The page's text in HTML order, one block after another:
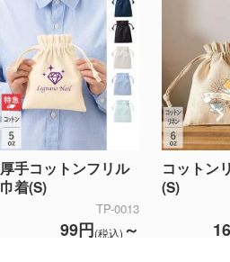
厚手コットンフリル
巾着(S)
TP-0013
99円(税込) ～
コットン
(S)